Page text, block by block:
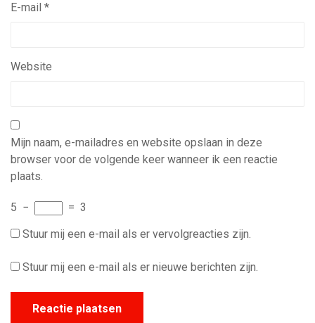
E-mail *
Website
Mijn naam, e-mailadres en website opslaan in deze
browser voor de volgende keer wanneer ik een reactie
plaats.
5 − = 3
Stuur mij een e-mail als er vervolgreacties zijn.
Stuur mij een e-mail als er nieuwe berichten zijn.